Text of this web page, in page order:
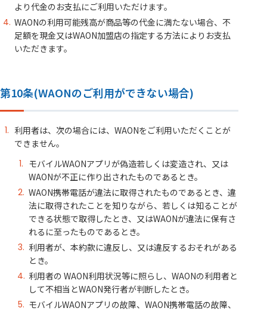
より代金のお支払にご利用いただけます。
WAONの利用可能残高が商品等の代金に満たない場合、不
足額を現金又はWAON加盟店の指定する方法によりお支払
いただきます。
第10条(WAONのご利用ができない場合)
利用者は、次の場合には、WAONをご利用いただくことが
できません。
モバイルWAONアプリが偽造若しくは変造され、又は
WAONが不正に作り出されたものであるとき。
WAON携帯電話が違法に取得されたものであるとき、違
法に取得されたことを知りながら、若しくは知ることが
できる状態で取得したとき、又はWAONが違法に保有さ
れるに至ったものであるとき。
利用者が、本約款に違反し、又は違反するおそれがある
とき。
利用者の WAON利用状況等に照らし、WAONの利用者と
して不相当とWAON発行者が判断したとき。
モバイルWAONアプリの故障、WAON携帯電話の故障、